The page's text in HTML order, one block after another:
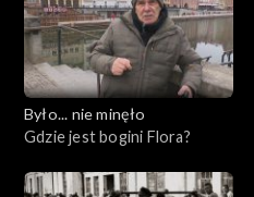
Było... nie minęło
Gdzie jest bogini Flora?